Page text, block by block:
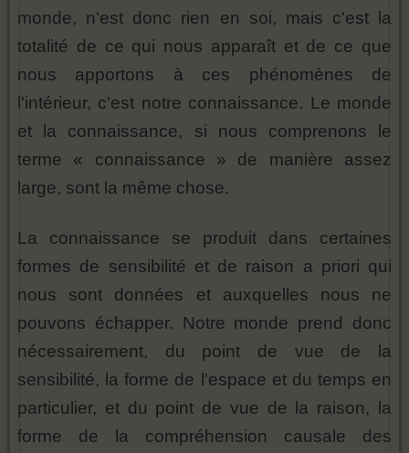
monde, n'est donc rien en soi, mais c'est la
totalité de ce qui nous apparaît et de ce que
nous apportons à ces phénomènes de
l'intérieur, c'est notre connaissance. Le monde
et la connaissance, si nous comprenons le
terme « connaissance » de manière assez
large, sont la même chose.
La connaissance se produit dans certaines
formes de sensibilité et de raison a priori qui
nous sont données et auxquelles nous ne
pouvons échapper. Notre monde prend donc
nécessairement, du point de vue de la
sensibilité, la forme de l'espace et du temps en
particulier, et du point de vue de la raison, la
forme de la compréhension causale des